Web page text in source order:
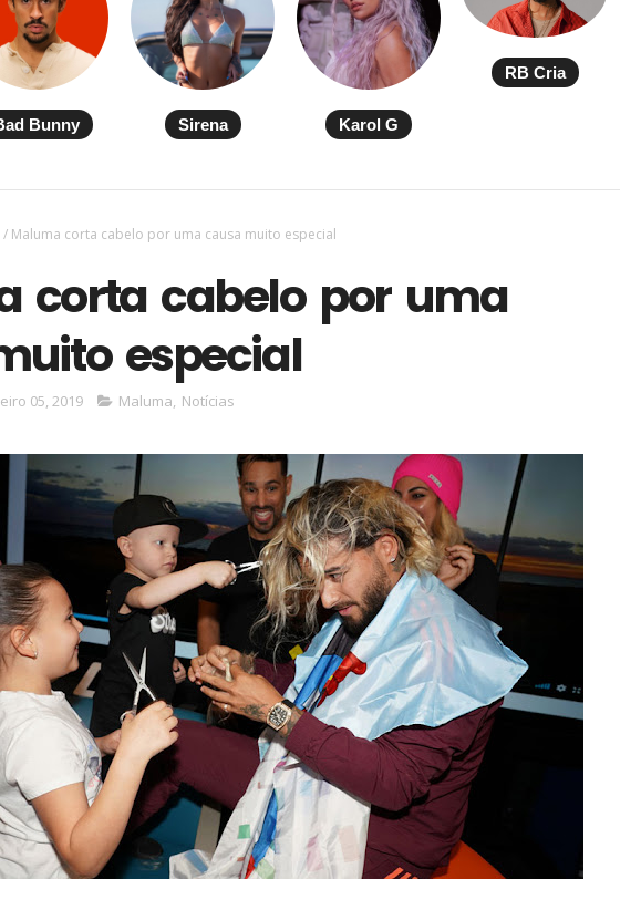
Bunny Sirena Karol G
RB Cria
/ Maluma corta cabelo por uma causa muito especial
corta cabelo por uma
especial
05, 2019 Maluma, Notícias